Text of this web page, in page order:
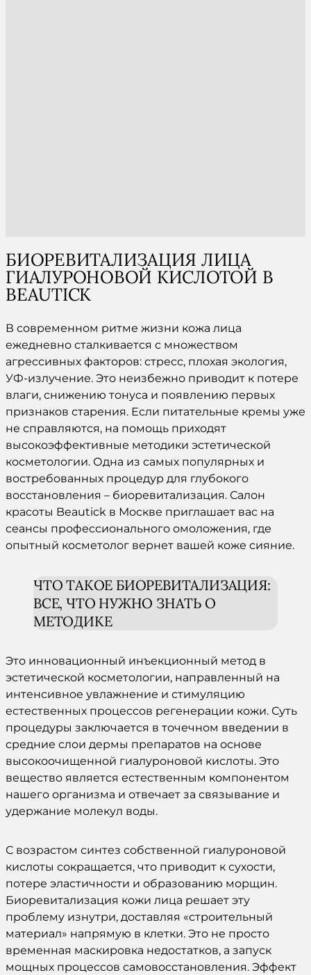
БИОРЕВИТАЛИЗАЦИЯ ЛИЦА
ГИАЛУРОНОВОЙ КИСЛОТОЙ В
BEAUTICK
В современном ритме жизни кожа лица
ежедневно сталкивается с множеством
агрессивных факторов: стресс, плохая экология,
УФ-излучение. Это неизбежно приводит к потере
влаги, снижению тонуса и появлению первых
признаков старения. Если питательные кремы уже
не справляются, на помощь приходят
высокоэффективные методики эстетической
косметологии. Одна из самых популярных и
востребованных процедур для глубокого
восстановления – биоревитализация. Салон
красоты Beautick в Москве приглашает вас на
сеансы профессионального омоложения, где
опытный косметолог вернет вашей коже сияние.
ЧТО ТАКОЕ БИОРЕВИТАЛИЗАЦИЯ:
ВСЕ, ЧТО НУЖНО ЗНАТЬ О
МЕТОДИКЕ
Это инновационный инъекционный метод в
эстетической косметологии, направленный на
интенсивное увлажнение и стимуляцию
естественных процессов регенерации кожи. Суть
процедуры заключается в точечном введении в
средние слои дермы препаратов на основе
высокоочищенной гиалуроновой кислоты. Это
вещество является естественным компонентом
нашего организма и отвечает за связывание и
удержание молекул воды.
С возрастом синтез собственной гиалуроновой
кислоты сокращается, что приводит к сухости,
потере эластичности и образованию морщин.
Биоревитализация кожи лица решает эту
проблему изнутри, доставляя «строительный
материал» напрямую в клетки. Это не просто
временная маскировка недостатков, а запуск
мощных процессов самовосстановления. Эффект